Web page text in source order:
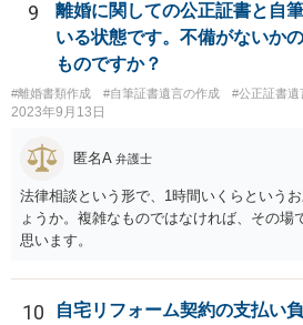
9
離婚に関しての公正証書と自
いる状態です。不備がないか
ものですか？
#離婚書類作成 #自筆証書遺言の作成 #公正証書遺
2023年9月13日
匿名A 弁護士
法律相談という形で、1時間いくらという
ょうか。複雑なものではなければ、その場
思います。
10
自宅リフォーム契約の支払い